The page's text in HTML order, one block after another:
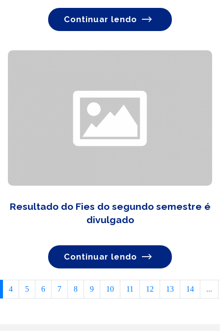
Continuar lendo
Resultado do Fies do segundo semestre é
divulgado
Continuar lendo
4 5 6 7 8 9 10 11 12 13 14 ...